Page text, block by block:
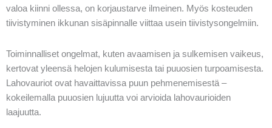
valoa kiinni ollessa, on korjaustarve ilmeinen. Myös kosteuden
tiivistyminen ikkunan sisäpinnalle viittaa usein tiivistysongelmiin.
Toiminnalliset ongelmat, kuten avaamisen ja sulkemisen vaikeus,
kertovat yleensä helojen kulumisesta tai puuosien turpoamisesta.
Lahovauriot ovat havaittavissa puun pehmenemisestä –
kokeilemalla puuosien lujuutta voi arvioida lahovaurioiden
laajuutta.